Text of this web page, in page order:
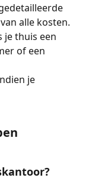
alle kosten.
je thuis een
of een
je